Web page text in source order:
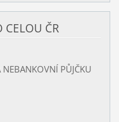
CELOU ČR
PŮJČKU